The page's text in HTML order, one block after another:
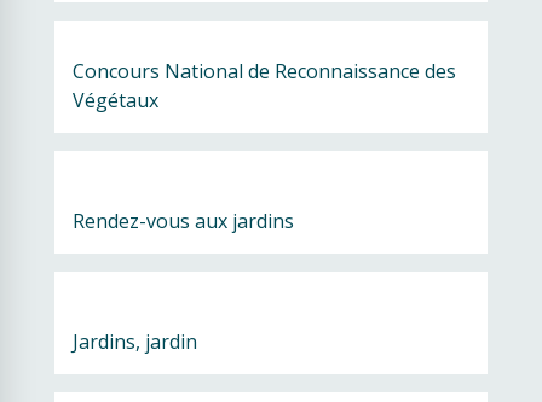
Concours National de Reconnaissance des
Végétaux
Rendez-vous aux jardins
Jardins, jardin